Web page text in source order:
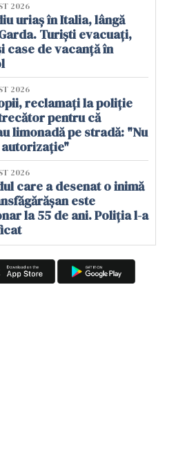
2026
uriaș în Italia, lângă
Turiști evacuați,
case de vacanță în
2026
reclamați la poliție
pentru că
limonadă pe stradă: "Nu
autorizație"
2026
care a desenat o inimă
este
la 55 de ani. Poliția l-a